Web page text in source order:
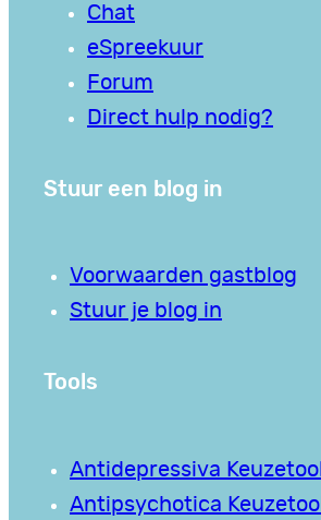
Chat
eSpreekuur
Forum
Direct hulp nodig?
Stuur een blog in
Voorwaarden gastblog
Stuur je blog in
Tools
Antidepressiva Keuzetool
Antipsychotica Keuzetool